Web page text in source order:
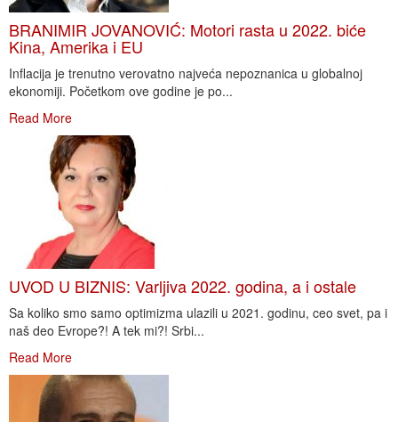
BRANIMIR JOVANOVIĆ: Motori rasta u 2022. biće
Kina, Amerika i EU
Inflacija je trenutno verovatno najveća nepoznanica u globalnoj
ekonomiji. Početkom ove godine je po...
Read More
UVOD U BIZNIS: Varljiva 2022. godina, a i ostale
Sa koliko smo samo optimizma ulazili u 2021. godinu, ceo svet, pa i
naš deo Evrope?! A tek mi?! Srbi...
Read More